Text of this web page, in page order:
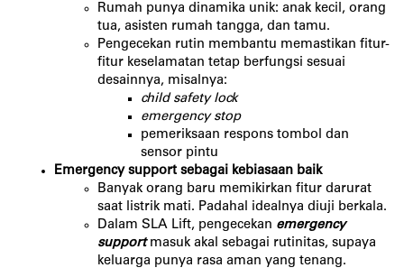
Rumah punya dinamika unik: anak kecil, orang
tua, asisten rumah tangga, dan tamu.
Pengecekan rutin membantu memastikan fitur-
fitur keselamatan tetap berfungsi sesuai
desainnya, misalnya:
child safety lock
emergency stop
pemeriksaan respons tombol dan
sensor pintu
Emergency support sebagai kebiasaan baik
Banyak orang baru memikirkan fitur darurat
saat listrik mati. Padahal idealnya diuji berkala.
Dalam SLA Lift, pengecekan emergency
support masuk akal sebagai rutinitas, supaya
keluarga punya rasa aman yang tenang.